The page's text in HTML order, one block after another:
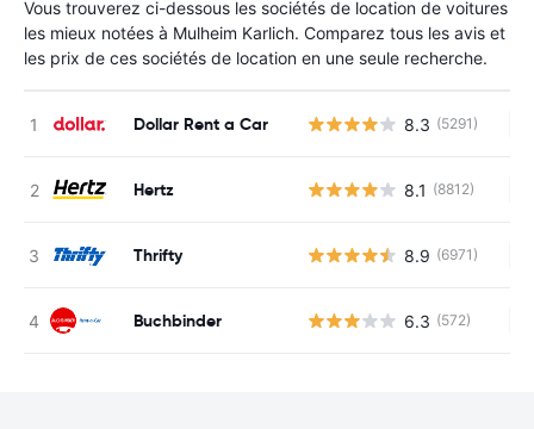
Vous trouverez ci-dessous les sociétés de location de voitures
les mieux notées à Mulheim Karlich. Comparez tous les avis et
les prix de ces sociétés de location en une seule recherche.
Dollar Rent a Car 8.3 (5291)
Hertz 8.1 (8812)
Thrifty 8.9 (6971)
Buchbinder 6.3 (572)